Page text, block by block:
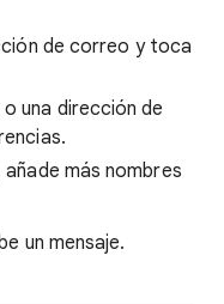
de correo y toca
una dirección de
más nombres
un mensaje.